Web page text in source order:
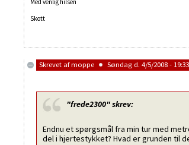
Med venlig hilsen
Skott
Skrevet afmoppe Søndag d. 4/5/2008 - 19:33
"frede2300"skrev:
Endnu et spørgsmål fra min tur med
del i hjertestykket? Hvad er grunden til